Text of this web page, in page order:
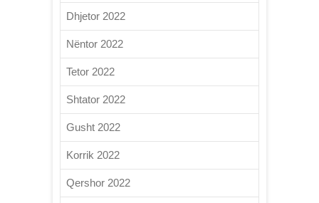
Dhjetor 2022
Nëntor 2022
Tetor 2022
Shtator 2022
Gusht 2022
Korrik 2022
Qershor 2022